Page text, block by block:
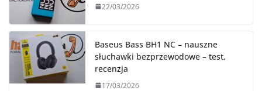
22/03/2026
Baseus Bass BH1 NC – nauszne
słuchawki bezprzewodowe – test,
recenzja
17/03/2026